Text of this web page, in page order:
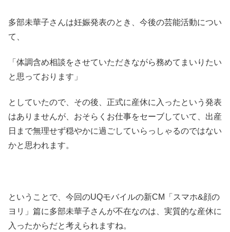
多部未華子さんは妊娠発表のとき、今後の芸能活動につい
て、
「体調含め相談をさせていただきながら務めてまいりたい
と思っております」
としていたので、その後、正式に産休に入ったという発表
はありませんが、おそらくお仕事をセーブしていて、出産
日まで無理せず穏やかに過ごしていらっしゃるのではない
かと思われます。
ということで、今回のUQモバイルの新CM「スマホ&顔の
ヨリ」篇に多部未華子さんが不在なのは、実質的な産休に
入ったからだと考えられますね。